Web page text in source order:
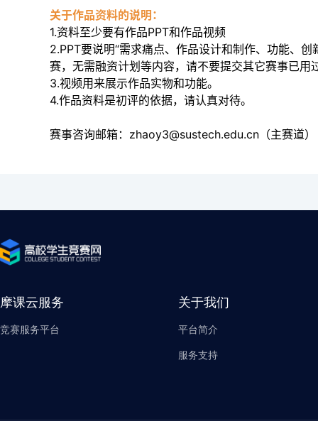
关于作品资料的说明：
1.资料至少要有作品PPT和作品视频
2.PPT要说明“需求痛点、作品设计和制作、功能、
赛，无需融资计划等内容，请不要提交其它赛事已用
3.视频用来展示作品实物和功能。
4.作品资料是初评的依据，请认真对待。
赛事咨询邮箱：zhaoy3@sustech.edu.cn（主赛道）
摩课云服务
竞赛服务平台
关于我们
平台简介
服务支持